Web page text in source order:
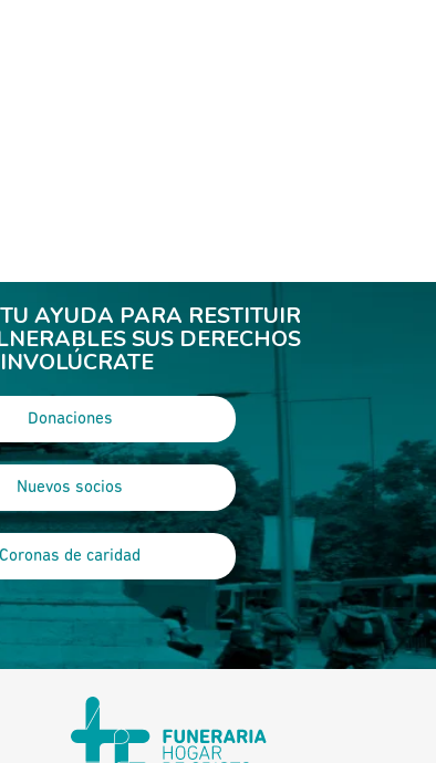
AYUDA PARA RESTITUIR
SUS DERECHOS
Donaciones
Nuevos socios
Coronas de caridad